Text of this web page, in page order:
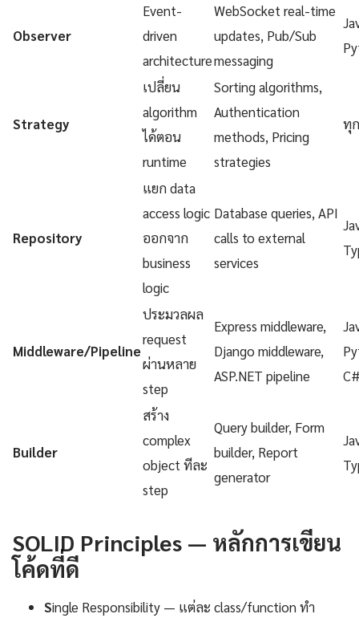
Observer
Event-
driven
architecture
WebSocket real-time
updates, Pub/Sub
messaging
Strategy
เปลี่ยน
algorithm
ได้ตอน
runtime
Sorting algorithms,
Authentication
methods, Pricing
strategies
ทุ
Repository
แยก data
access logic
ออกจาก
business
logic
Database queries, API
calls to external
services
Middleware/Pipeline
ประมวลผล
request
ผ่านหลาย
step
Express middleware,
Django middleware,
ASP.NET pipeline
Builder
สร้าง
complex
object ทีละ
step
Query builder, Form
builder, Report
generator
SOLID Principles — หลักการเขียน
โค้ดที่ดี
Single Responsibility — แต่ละ class/function ทำ